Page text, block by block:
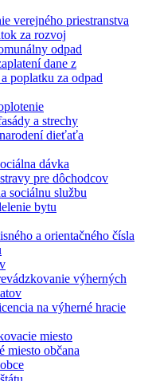
verejného priestranstva
za rozvoj
odpad
dane z
poplatku za odpad
a strechy
dieťaťa
dávka
pre dôchodcov
sociálnu službu
bytu
a orientačného čísla
výherných
na výherné hracie
miesto
miesto občana